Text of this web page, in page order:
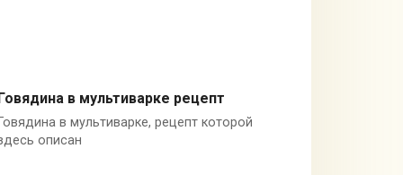
Блюда из мяса
в мультиварке рецепт
в мультиварке, рецепт которой
описан